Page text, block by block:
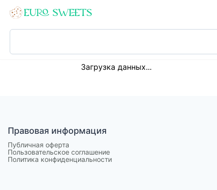
Loading...
Загрузка данных...
Правовая информация
Публичная оферта
Пользовательское соглашение
Политика конфиденциальности